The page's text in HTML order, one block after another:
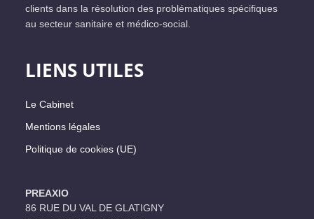
clients dans la résolution des problématiques spécifiques
au secteur sanitaire et médico-social.
LIENS UTILES
Le Cabinet
Mentions légales
Politique de cookies (UE)
PREAXIO
86 RUE DU VAL DE GLATIGNY